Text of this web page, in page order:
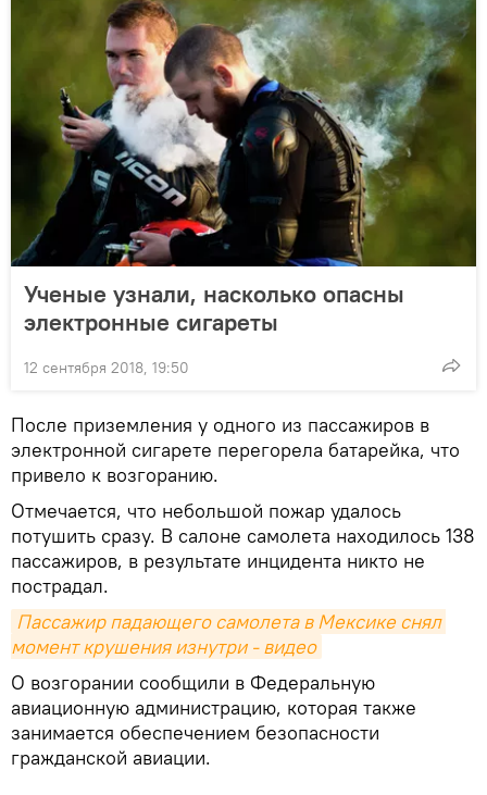
Ученые узнали, насколько опасны
электронные сигареты
12 сентября 2018, 19:50
После приземления у одного из пассажиров в
электронной сигарете перегорела батарейка, что
привело к возгоранию.
Отмечается, что небольшой пожар удалось
потушить сразу. В салоне самолета находилось 138
пассажиров, в результате инцидента никто не
пострадал.
Пассажир падающего самолета в Мексике снял
момент крушения изнутри - видео
О возгорании сообщили в Федеральную
авиационную администрацию, которая также
занимается обеспечением безопасности
гражданской авиации.